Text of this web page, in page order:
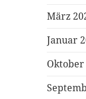
März
Januar
Oktober